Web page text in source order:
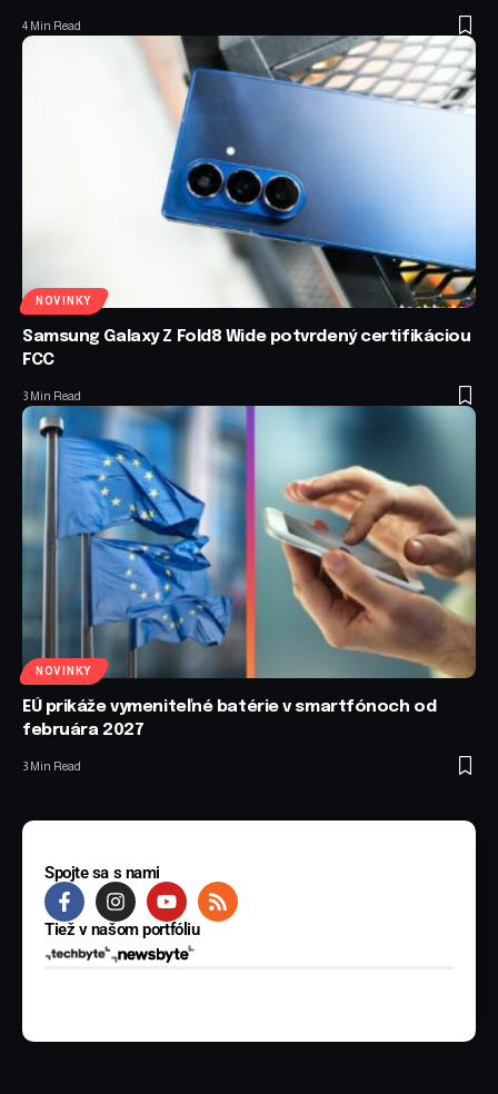
4 Min Read
NOVINKY
Samsung Galaxy Z Fold8 Wide potvrdený certifikáciou
FCC
3 Min Read
NOVINKY
EÚ prikáže vymeniteľné batérie v smartfónoch od
februára 2027
3 Min Read
Spojte sa s nami
Tiež v našom portfóliu